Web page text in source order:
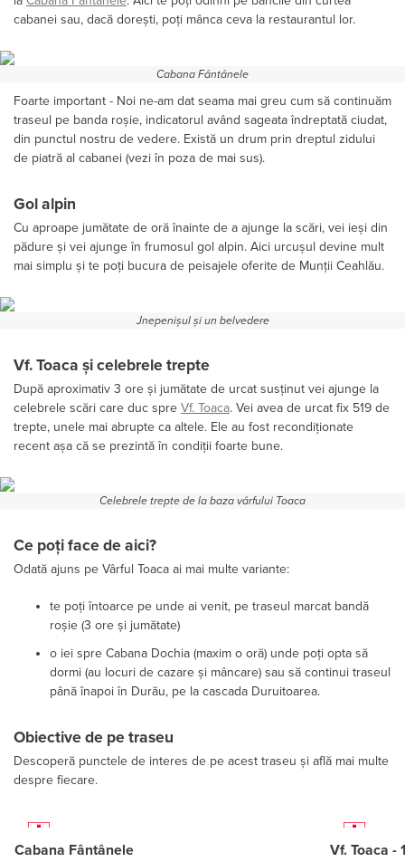
cabanei sau, dacă dorești, poți mânca ceva la restaurantul lor.
Cabana Fântânele
Foarte important - Noi ne-am dat seama mai greu cum să continuăm
traseul pe banda roșie, indicatorul având sageata îndreptată ciudat,
din punctul nostru de vedere. Există un drum prin dreptul zidului
de piatră al cabanei (vezi în poza de mai sus).
Gol alpin
Cu aproape jumătate de oră înainte de a ajunge la scări, vei ieși din
pădure și vei ajunge în frumosul gol alpin. Aici urcușul devine mult
mai simplu și te poți bucura de peisajele oferite de Munții Ceahlău.
Jnepenișul și un belvedere
Vf. Toaca și celebrele trepte
După aproximativ 3 ore și jumătate de urcat susținut vei ajunge la
celebrele scări care duc spre Vf. Toaca. Vei avea de urcat fix 519 de
trepte, unele mai abrupte ca altele. Ele au fost recondiționate
recent așa că se prezintă în condiții foarte bune.
Celebrele trepte de la baza vârfului Toaca
Ce poți face de aici?
Odată ajuns pe Vârful Toaca ai mai multe variante:
te poți întoarce pe unde ai venit, pe traseul marcat bandă
roșie (3 ore și jumătate)
o iei spre Cabana Dochia (maxim o oră) unde poți opta să
dormi (au locuri de cazare și mâncare) sau să continui traseul
până înapoi în Durău, pe la cascada Duruitoarea.
Obiective de pe traseu
Descoperă punctele de interes de pe acest traseu și află mai multe
despre fiecare.
Cabana Fântânele Vf. Toaca -